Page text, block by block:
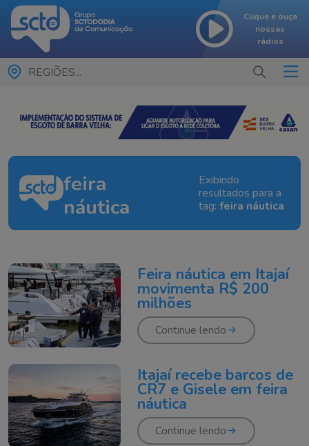
Clique e ouça
nossas
rádios
REGIÕES...
feira
náutica
Exibindo
resultados para a
tag:feira náutica
Feira náutica em Itajaí
movimenta R$ 200
milhões
Continue lendo
Itajaí recebe barcos de
CR7 e Gisele em feira
náutica
Continue lendo